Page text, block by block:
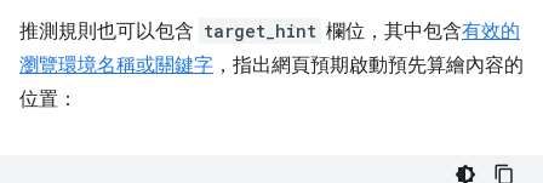
推測規則也可以包含 target_hint 欄位，其中包含有效的
瀏覽環境名稱或關鍵字 ，指出網頁預期啟動預先算繪內容的
位置：